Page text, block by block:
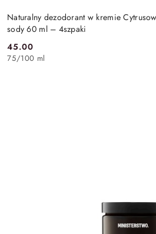
Naturalny dezodorant w kremie
sody 60 ml – 4szpaki
Cena:
45.00
75/100 ml